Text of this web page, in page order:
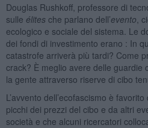
Douglas Rushkoff, professore di
sulle élitesche parlano dell’evento ,
ecologico e sociale del sistema. Le
dei fondi di investimento erano : In
catastrofe arriverà più tardi? Come
crack? È meglio avere delle guardie
la gente attraverso riserve di cibo
L’avvento dell’ecofascismo è
picchi dei prezzi del cibo e da altri
società e che alcuni ricercatori